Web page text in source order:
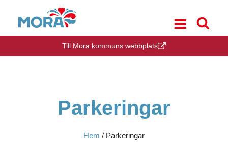
Till Mora kommuns webbplats
Parkeringar
Hem / Parkeringar